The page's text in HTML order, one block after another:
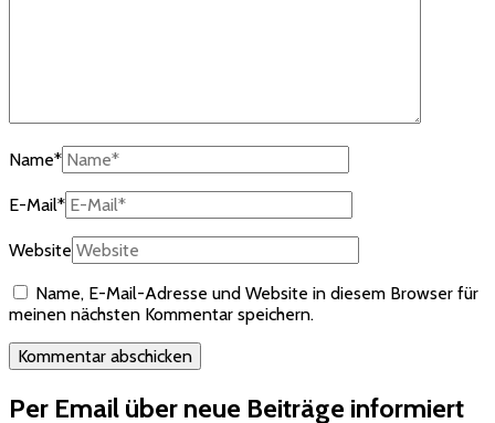
Name*
E-Mail*
Website
Name, E-Mail-Adresse und Website in diesem Browser für
meinen nächsten Kommentar speichern.
Per Email über neue Beiträge informiert